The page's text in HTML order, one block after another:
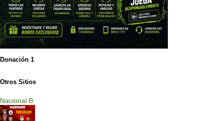
Donación 1
Otros Sitios
Nacional B